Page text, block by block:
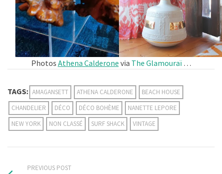
Photos Athena Calderone via The Glamouraï…
TAGS: AMAGANSETT ATHENA CALDERONE
BEACH HOUSE
CHANDELIER
DÉCO DÉCO BOHÈME
NANETTE LEPORE
NEW YORK
NON CLASSÉ SURF SHACK VINTAGE
PREVIOUS POST